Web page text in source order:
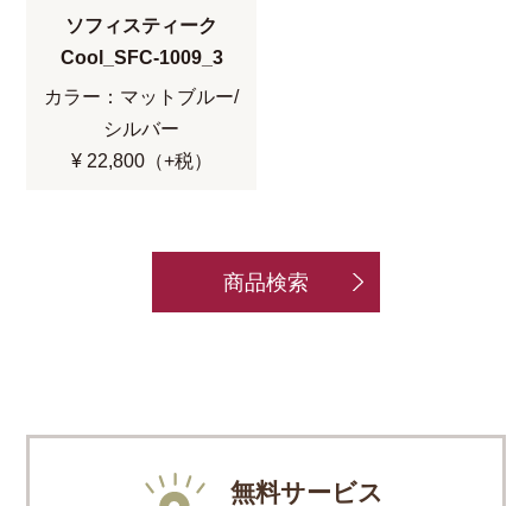
ソフィスティーク
Cool_SFC-1009_3
カラー：マットブルー/
シルバー
¥ 22,800（+税）
商品検索
無料サービス